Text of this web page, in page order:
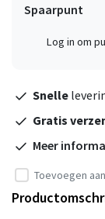
Spaarpunt
Log in om
Snelle
Gratis
Meer
Toevoegen